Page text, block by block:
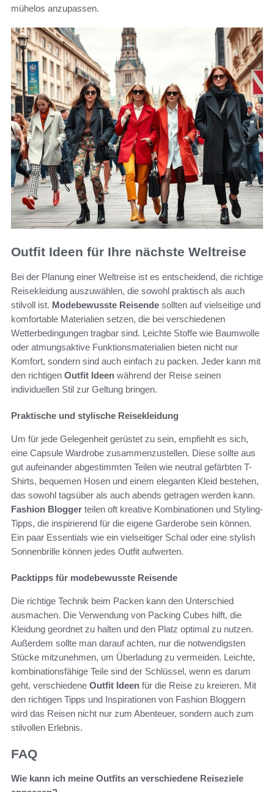
mühelos anzupassen.
Outfit Ideen für Ihre nächste Weltreise
Bei der Planung einer Weltreise ist es entscheidend, die richtige
Reisekleidung auszuwählen, die sowohl praktisch als auch
stilvoll ist. Modebewusste Reisende sollten auf vielseitige und
komfortable Materialien setzen, die bei verschiedenen
Wetterbedingungen tragbar sind. Leichte Stoffe wie Baumwolle
oder atmungsaktive Funktionsmaterialien bieten nicht nur
Komfort, sondern sind auch einfach zu packen. Jeder kann mit
den richtigen Outfit Ideen während der Reise seinen
individuellen Stil zur Geltung bringen.
Praktische und stylische Reisekleidung
Um für jede Gelegenheit gerüstet zu sein, empfiehlt es sich,
eine Capsule Wardrobe zusammenzustellen. Diese sollte aus
gut aufeinander abgestimmten Teilen wie neutral gefärbten T-
Shirts, bequemen Hosen und einem eleganten Kleid bestehen,
das sowohl tagsüber als auch abends getragen werden kann.
Fashion Blogger teilen oft kreative Kombinationen und Styling-
Tipps, die inspirierend für die eigene Garderobe sein können.
Ein paar Essentials wie ein vielseitiger Schal oder eine stylish
Sonnenbrille können jedes Outfit aufwerten.
Packtipps für modebewusste Reisende
Die richtige Technik beim Packen kann den Unterschied
ausmachen. Die Verwendung von Packing Cubes hilft, die
Kleidung geordnet zu halten und den Platz optimal zu nutzen.
Außerdem sollte man darauf achten, nur die notwendigsten
Stücke mitzunehmen, um Überladung zu vermeiden. Leichte,
kombinationsfähige Teile sind der Schlüssel, wenn es darum
geht, verschiedene Outfit Ideen für die Reise zu kreieren. Mit
den richtigen Tipps und Inspirationen von Fashion Bloggern
wird das Reisen nicht nur zum Abenteuer, sondern auch zum
stilvollen Erlebnis.
FAQ
Wie kann ich meine Outfits an verschiedene Reiseziele